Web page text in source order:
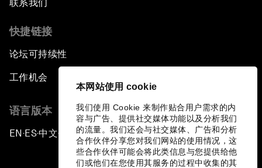
本网站使用 cookie
我们使用 Cookie 来制作贴合用户需求的内
容与广告、提供社交媒体功能以及分析我们
的流量。我们还会与社交媒体、广告和分析
合作伙伴分享您对我们网站的使用情况，这
些合作伙伴可能会将此类信息与您提供给他
们或他们在您使用其服务的过程中收集的其
联系我们
快捷链接
论坛可持续性
工作机会
语言版本
EN ▪ ES▪中文▪ 日本語